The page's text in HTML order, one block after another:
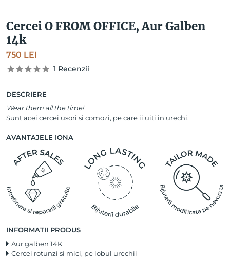
Cercei O FROM OFFICE, Aur Galben
14k
750 LEI
1 Recenzii
DESCRIERE
Wear them all the time!
Sunt acei cercei usori si comozi, pe care ii uiti in urechi.
AVANTAJELE IONA
INFORMATII PRODUS
Aur galben 14K
Cercei rotunzi si mici, pe lobul urechii